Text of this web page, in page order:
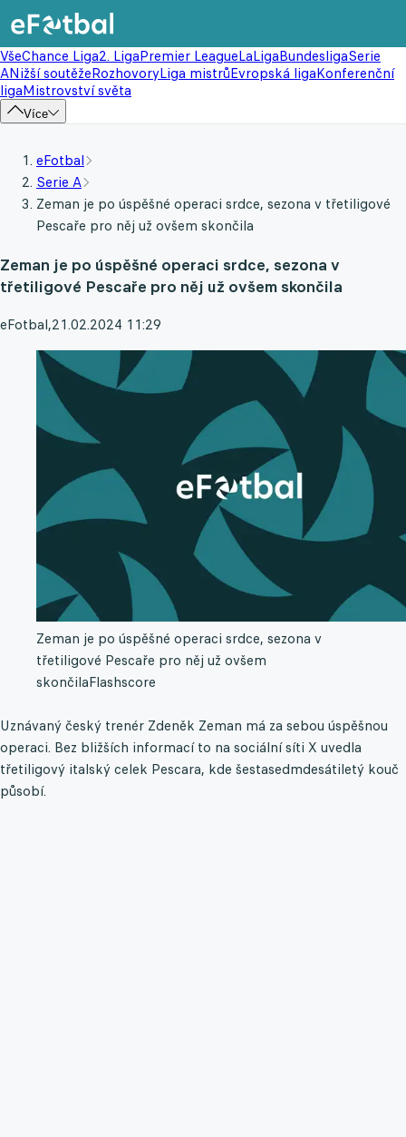
VšeChance Liga2. LigaPremier LeagueLaLigaBundesligaSerie
ANižší soutěžeRozhovoryLiga mistrůEvropská ligaKonferenční
ligaMistrovství světa
Více
eFotbal
Serie A
Zeman je po úspěšné operaci srdce, sezona v třetiligové
Pescaře pro něj už ovšem skončila
Zeman je po úspěšné operaci srdce, sezona v
třetiligové Pescaře pro něj už ovšem skončila
eFotbal,21.02.2024 11:29
Zeman je po úspěšné operaci srdce, sezona v
třetiligové Pescaře pro něj už ovšem
skončilaFlashscore
Uznávaný český trenér Zdeněk Zeman má za sebou úspěšnou
operaci. Bez bližších informací to na sociální síti X uvedla
třetiligový italský celek Pescara, kde šestasedmdesátiletý kouč
působí.